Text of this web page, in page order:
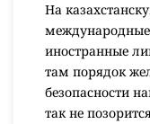
На
международные
иностранные
там порядок
безопасности
так не